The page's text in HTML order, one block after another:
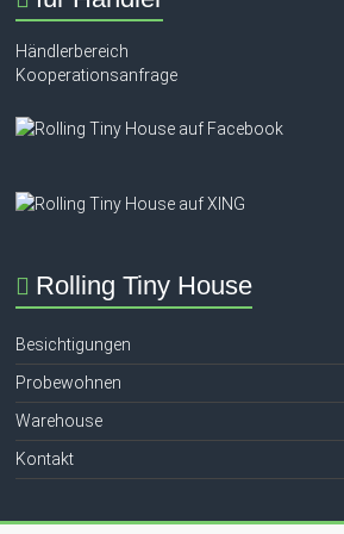
Händlerbereich
Kooperationsanfrage
Rolling Tiny House
Besichtigungen
Probewohnen
Warehouse
Kontakt